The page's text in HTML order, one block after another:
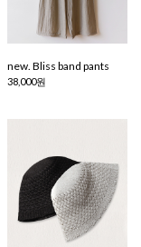
new. Bliss band pants
38,000원